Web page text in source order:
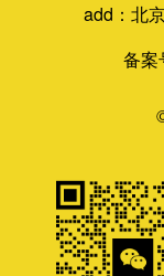
add：北
备案